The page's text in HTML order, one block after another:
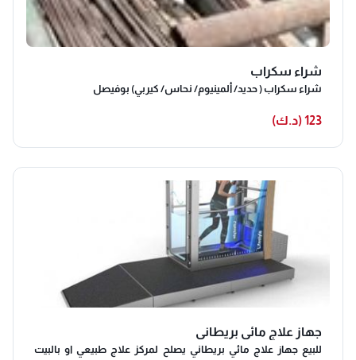
شراء سكراب
شراء سكراب ( حديد/ ألمينيوم/ نحاس/ كيربي) بوفيصل
123 (د.ك)
جهاز علاج مائي بريطاني
للبيع جهاز علاج مائي بريطاني يصلح لمركز علاج طبيعي او بالبيت